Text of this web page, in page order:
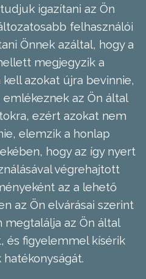
igazítani az Ön
felhasználói
Önnek azáltal, hogy a
megjegyzik a
azokat újra bevinnie,
az Ön által
ezért azokat nem
elemzik a honlap
hogy az így nyert
végrehajtott
az a lehető
az Ön elvárásai szerint
megtalálja az Ön által
és figyelemmel kísérik